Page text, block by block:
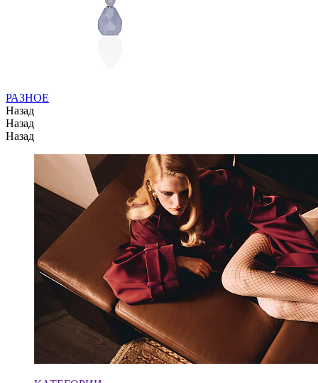
РАЗНОЕ
Назад
Назад
Назад